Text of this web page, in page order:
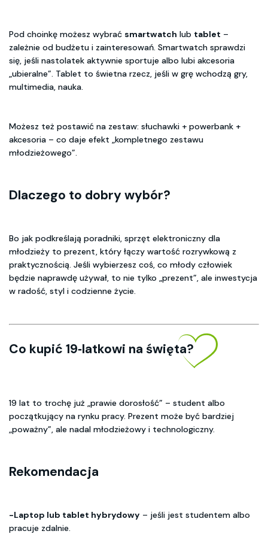
Pod choinkę możesz wybrać smartwatch lub tablet –
zależnie od budżetu i zainteresowań. Smartwatch sprawdzi
się, jeśli nastolatek aktywnie sportuje albo lubi akcesoria
„ubieralne”. Tablet to świetna rzecz, jeśli w grę wchodzą gry,
multimedia, nauka.
Możesz też postawić na zestaw: słuchawki + powerbank +
akcesoria – co daje efekt „kompletnego zestawu
młodzieżowego”.
Dlaczego to dobry wybór?
Bo jak podkreślają poradniki, sprzęt elektroniczny dla
młodzieży to prezent, który łączy wartość rozrywkową z
praktycznością. Jeśli wybierzesz coś, co młody człowiek
będzie naprawdę używał, to nie tylko „prezent”, ale inwestycja
w radość, styl i codzienne życie.
Co kupić 19‑latkowi na święta?
19 lat to trochę już „prawie dorosłość” – student albo
początkujący na rynku pracy. Prezent może być bardziej
„poważny”, ale nadal młodzieżowy i technologiczny.
Rekomendacja
-Laptop lub tablet hybrydowy – jeśli jest studentem albo
pracuje zdalnie.